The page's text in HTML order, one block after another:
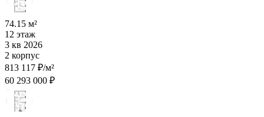
74.15 м²
12 этаж
3 кв 2026
2 корпус
813 117 ₽/м²
60 293 000 ₽